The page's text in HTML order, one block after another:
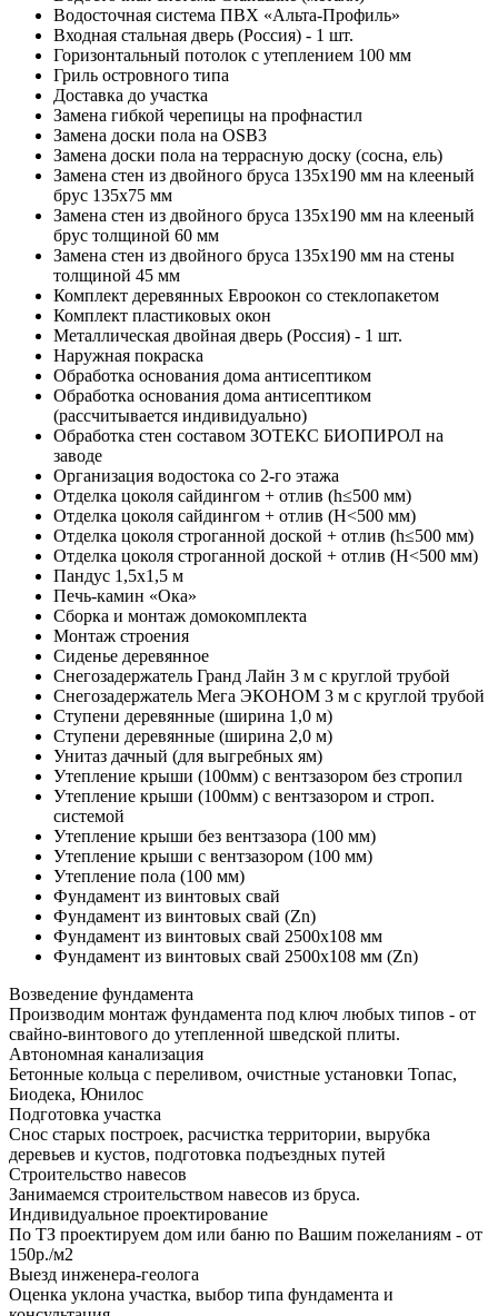
Водосточная система ПВХ «Альта-Профиль»
Входная стальная дверь (Россия) - 1 шт.
Горизонтальный потолок с утеплением 100 мм
Гриль островного типа
Доставка до участка
Замена гибкой черепицы на профнастил
Замена доски пола на OSB3
Замена доски пола на террасную доску (сосна, ель)
Замена стен из двойного бруса 135х190 мм на клееный
брус 135х75 мм
Замена стен из двойного бруса 135х190 мм на клееный
брус толщиной 60 мм
Замена стен из двойного бруса 135х190 мм на стены
толщиной 45 мм
Комплект деревянных Евроокон со стеклопакетом
Комплект пластиковых окон
Металлическая двойная дверь (Россия) - 1 шт.
Наружная покраска
Обработка основания дома антисептиком
Обработка основания дома антисептиком
(рассчитывается индивидуально)
Обработка стен составом ЗОТЕКС БИОПИРОЛ на
заводе
Организация водостока со 2-го этажа
Отделка цоколя сайдингом + отлив (h≤500 мм)
Отделка цоколя сайдингом + отлив (Н<500 мм)
Отделка цоколя строганной доской + отлив (h≤500 мм)
Отделка цоколя строганной доской + отлив (Н<500 мм)
Пандус 1,5х1,5 м
Печь-камин «Ока»
Сборка и монтаж домокомплекта
Монтаж строения
Сиденье деревянное
Снегозадержатель Гранд Лайн 3 м с круглой трубой
Снегозадержатель Мега ЭКОНОМ 3 м с круглой трубой
Ступени деревянные (ширина 1,0 м)
Ступени деревянные (ширина 2,0 м)
Унитаз дачный (для выгребных ям)
Утепление крыши (100мм) с вентзазором без стропил
Утепление крыши (100мм) с вентзазором и строп.
системой
Утепление крыши без вентзазора (100 мм)
Утепление крыши с вентзазором (100 мм)
Утепление пола (100 мм)
Фундамент из винтовых свай
Фундамент из винтовых свай (Zn)
Фундамент из винтовых свай 2500х108 мм
Фундамент из винтовых свай 2500х108 мм (Zn)
Возведение фундамента
Производим монтаж фундамента под ключ любых типов - от
свайно-винтового до утепленной шведской плиты.
Автономная канализация
Бетонные кольца с переливом, очистные установки Топас,
Биодека, Юнилос
Подготовка участка
Снос старых построек, расчистка территории, вырубка
деревьев и кустов, подготовка подъездных путей
Строительство навесов
Занимаемся строительством навесов из бруса.
Индивидуальное проектирование
По ТЗ проектируем дом или баню по Вашим пожеланиям - от
150р./м2
Выезд инженера-геолога
Оценка уклона участка, выбор типа фундамента и